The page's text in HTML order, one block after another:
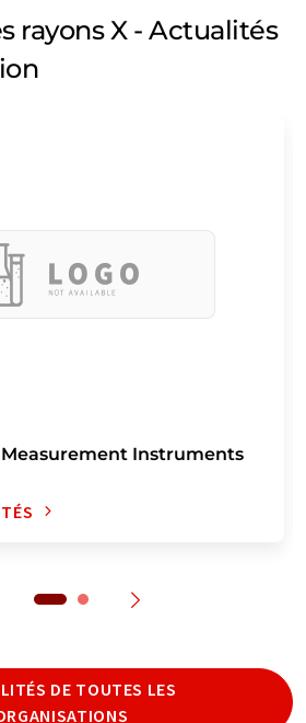
rayons X - Actualités
Instruments
DE TOUTES LES